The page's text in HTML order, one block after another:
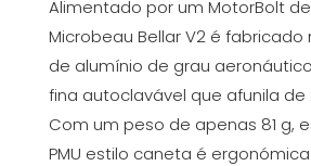
Alimentado por um MotorBolt de
Microbeau Bellar V2 é fabricado
de alumínio de grau
fina autoclavável que afunila de
Com um peso de apenas 81 g,
PMU estilo caneta é